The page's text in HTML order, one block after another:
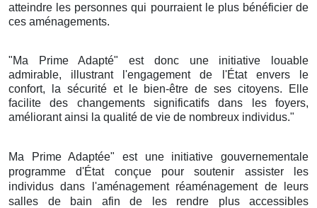
atteindre les personnes qui pourraient le plus bénéficier de
ces aménagements.
"Ma Prime Adapté" est donc une initiative louable
admirable, illustrant l'engagement de l'État envers le
confort, la sécurité et le bien-être de ses citoyens. Elle
facilite des changements significatifs dans les foyers,
améliorant ainsi la qualité de vie de nombreux individus."
Ma Prime Adaptée" est une initiative gouvernementale
programme d'État conçue pour soutenir assister les
individus dans l'aménagement réaménagement de leurs
salles de bain afin de les rendre plus accessibles